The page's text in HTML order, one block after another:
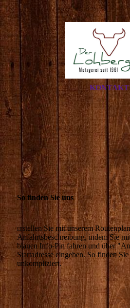
KONTAKT
So finden Sie uns
Erstellen Sie mit unserem
Anfahrtsbeschreibung, indem Sie
blauen Info-Pin fahren und über
Startadresse eingeben. So finden
unkompliziert.